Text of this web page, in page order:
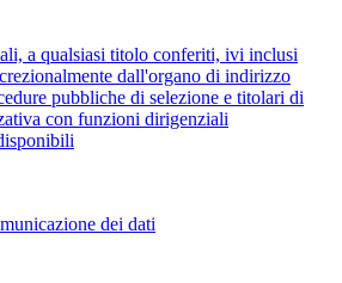
a qualsiasi titolo conferiti, ivi inclusi
dall'organo di indirizzo
pubbliche di selezione e titolari di
con funzioni dirigenziali
dei dati